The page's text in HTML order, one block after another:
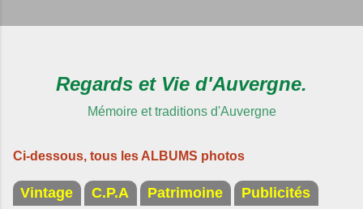
Regards et Vie d'Auvergne.
Mémoire et traditions d'Auvergne
Ci-dessous, tous les ALBUMS photos
Vintage C.P.A Patrimoine Publicités